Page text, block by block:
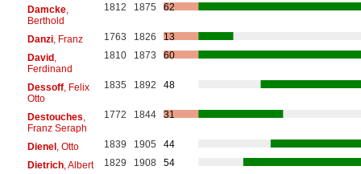
Damcke,
Berthold
1812 1875 62
Danzi, Franz 1763 1826
13
David,
Ferdinand
1810 1873 60
Dessoff, Felix
Otto
1835 1892 48
Destouches
Franz Seraph
1772 1844 31
Dienel, Otto 1839 1905
44
Dietrich, Albert 1829 1908
54